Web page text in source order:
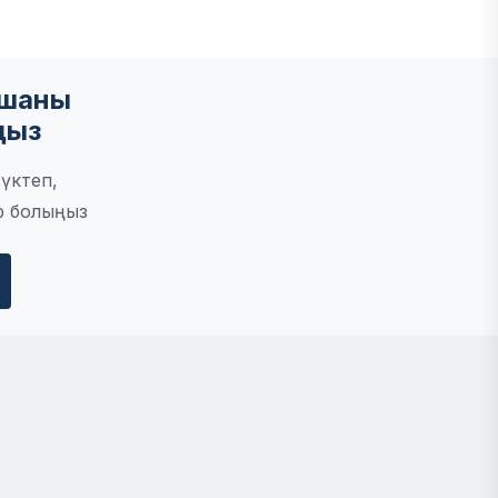
болыңыз